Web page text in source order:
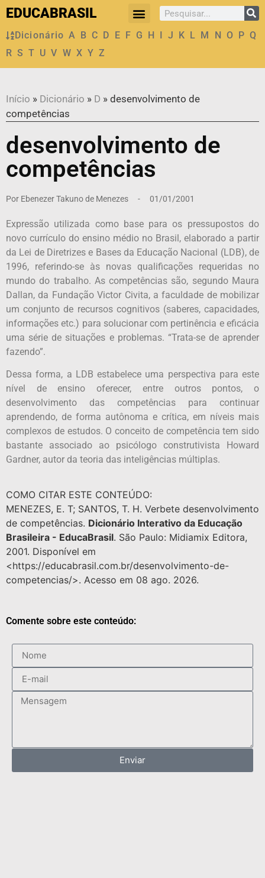
EDUCABRASIL
Dicionário A B C D E F G H I J K L M N O P Q
R S T U V W X Y Z
Início » Dicionário » D » desenvolvimento de
competências
desenvolvimento de
competências
Por Ebenezer Takuno de Menezes - 01/01/2001
Expressão utilizada como base para os pressupostos do
novo currículo do ensino médio no Brasil, elaborado a partir
da Lei de Diretrizes e Bases da Educação Nacional (LDB), de
1996, referindo-se às novas qualificações requeridas no
mundo do trabalho. As competências são, segundo Maura
Dallan, da Fundação Victor Civita, a faculdade de mobilizar
um conjunto de recursos cognitivos (saberes, capacidades,
informações etc.) para solucionar com pertinência e eficácia
uma série de situações e problemas. “Trata-se de aprender
fazendo”.
Dessa forma, a LDB estabelece uma perspectiva para este
nível de ensino oferecer, entre outros pontos, o
desenvolvimento das competências para continuar
aprendendo, de forma autônoma e crítica, em níveis mais
complexos de estudos. O conceito de competência tem sido
bastante associado ao psicólogo construtivista Howard
Gardner, autor da teoria das inteligências múltiplas.
COMO CITAR ESTE CONTEÚDO:
MENEZES, E. T; SANTOS, T. H. Verbete desenvolvimento
de competências. Dicionário Interativo da Educação
Brasileira - EducaBrasil. São Paulo: Midiamix Editora,
2001. Disponível em
<https://educabrasil.com.br/desenvolvimento-de-
competencias/>. Acesso em 08 ago. 2026.
Comente sobre este conteúdo:
Enviar